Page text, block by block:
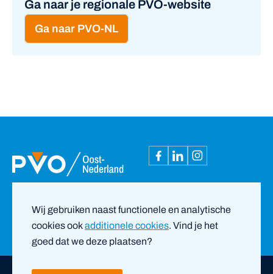
Wij gebruiken naast functionele en analytische
cookies ookadditionele cookies. Vind je het
goed dat we deze plaatsen?
Ga naar je regionale PVO-website
Ga naar PVO-NL